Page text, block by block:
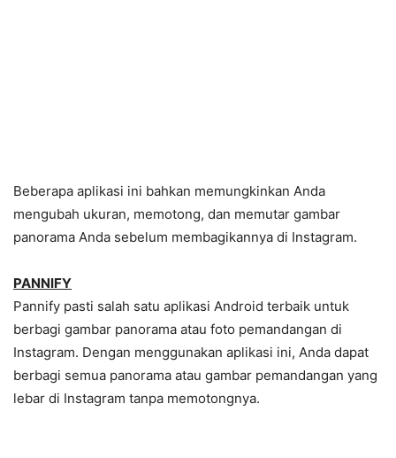
Beberapa aplikasi ini bahkan memungkinkan Anda
mengubah ukuran, memotong, dan memutar gambar
panorama Anda sebelum membagikannya di Instagram.
PANNIFY
Pannify pasti salah satu aplikasi Android terbaik untuk
berbagi gambar panorama atau foto pemandangan di
Instagram. Dengan menggunakan aplikasi ini, Anda dapat
berbagi semua panorama atau gambar pemandangan yang
lebar di Instagram tanpa memotongnya.